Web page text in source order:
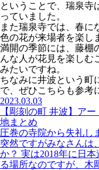
ということで、瑞泉寺
っていました。
また瑞泉寺では、春に
色の花が来場者を楽し
満開の季節には、藤棚
んな人が花見を楽しむ
みたいですね。
ちなみに井波という町
で、ぜひこちらも参考
2023.03.03
【彫刻の町 井波】ア
地まとめ
圧巻の寺院から失礼し
突然ですがみなさんは
か？ 実は2018年に日
る場所なのですが、木